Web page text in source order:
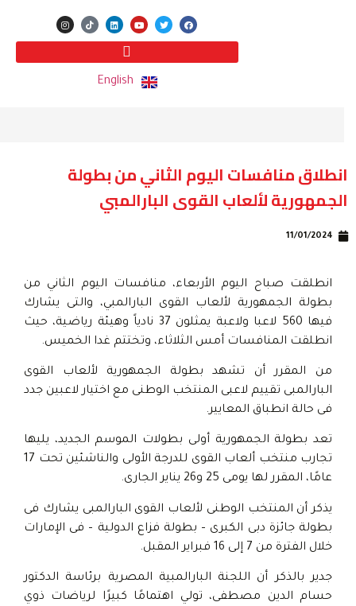
English
انطلاق منافسات اليوم الثاني من بطولة
الجمهورية لألعاب القوى البارالمبي
11/01/2024
انطلقت صباح اليوم الأربعاء، منافسات اليوم الثاني من
بطولة الجمهورية لألعاب القوى البارالمبي، والتى يشارك
فيها 560 لاعبا ولاعبة يمثلون 37 نادياً وهيئة رياضية، حيث
انطلقت المنافسات أمس الثلاثاء، وتختتم غدا الخميس.
من المقرر أن تشهد بطولة الجمهورية لألعاب القوى
البارالمبى تقييم لاعبى المنتخب الوطنى مع اختيار لاعبين جدد
فى حالة انطباق المعايير.
تعد بطولة الجمهورية أولى بطولات الموسم الجديد، يليها
تجارب منتخب ألعاب القوى للدرجة الأولى والناشئين تحت 17
عامًا، المقرر لها يومى 25 و26 يناير الجارى.
يذكر أن المنتخب الوطنى لألعاب القوى البارالمبى يشارك فى
بطولة جائزة دبى الكبرى – بطولة فزاع الدولية – فى الإمارات
خلال الفترة من 7 إلى 16 فبراير المقبل.
جدير بالذكر أن اللجنة البارالمبية المصرية برئاسة الدكتور
حسام الدين مصطفى، تولي اهتمامًا كبيرًا لرياضات ذوي